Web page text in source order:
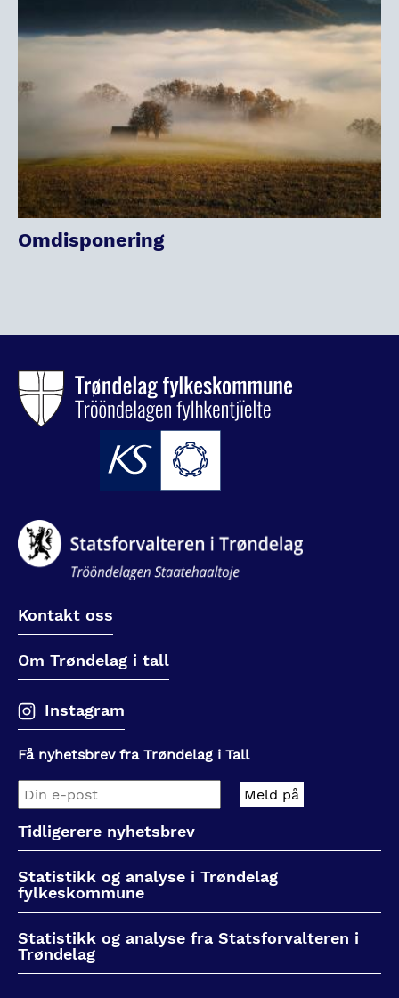
Omdisponering
Kontakt oss
Om Trøndelag i tall
Instagram
Få nyhetsbrev fra Trøndelag i Tall
Tidligerere nyhetsbrev
Statistikk og analyse i Trøndelag
fylkeskommune
Statistikk og analyse fra Statsforvalteren i
Trøndelag